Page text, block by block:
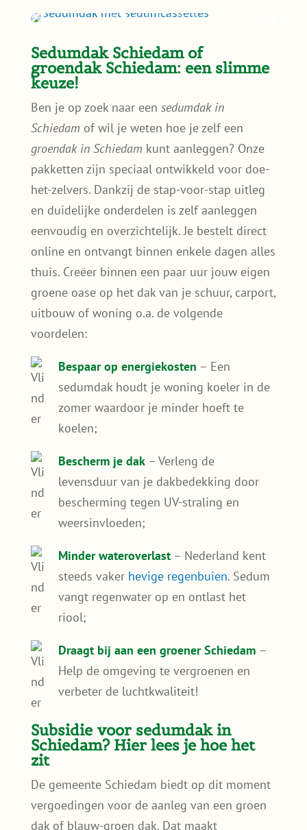
Sedumdak Schiedam of
groendak Schiedam: een slimme
keuze!
Ben je op zoek naar een
Schiedamof wil je weten hoe je zelf een
groendak in Schiedamkunt aanleggen? Onze
pakketten zijn speciaal ontwikkeld voor doe-
het-zelvers. Dankzij de stap-voor-stap uitleg
eenvoudig en overzichtelijk. Je bestelt direct
online en ontvangt binnen enkele dagen alles
thuis. Creëer binnen een paar uur jouw eigen
groene oase op het dak van je schuur, carport,
uitbouw of woning o.a. de volgende
voordelen:
Bespaar op energiekosten– Een
sedumdak houdt je woning koeler in de
zomer waardoor je minder hoeft te
koelen;
Bescherm je dak– Verleng de
bescherming tegen UV-straling en
Minder wateroverlast– Nederland kent
steeds vakerhevige regenbuien. Sedum